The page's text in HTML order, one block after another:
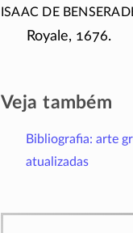
Isaac de
Royale, 1676.
Veja também
Bibliografia: arte
atualizadas